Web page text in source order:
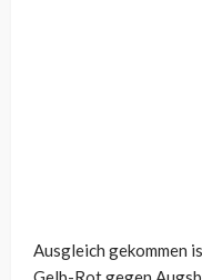
Ausgleich gekommen